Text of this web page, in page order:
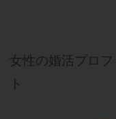
女性の婚活プロ
ト